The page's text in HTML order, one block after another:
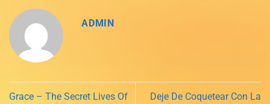
ADMIN
Grace – The Secret Lives Of
Deje De Coquetear Con La